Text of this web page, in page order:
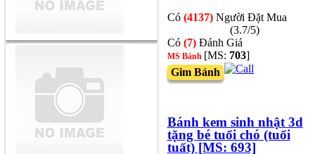
Có (4137)Người Đặt Mua
(3.7/5)
Có(7) Đánh Giá
MS Bánh [MS: 703]
Gim Bánh
Bánh kem sinh nhật 3d
tặng bé tuổi chó (tuổi
tuất) [MS: 693]